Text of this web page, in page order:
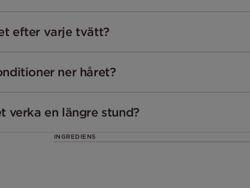
efter varje tvätt?
ner håret?
verka en längre stund?
INGREDIENS